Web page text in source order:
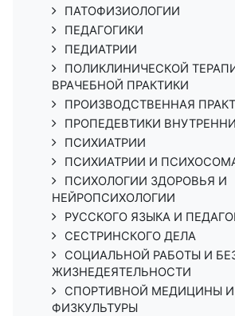
ПАТОФИЗИОЛОГИИ
ПЕДАГОГИКИ
ПЕДИАТРИИ
ПОЛИКЛИНИЧЕСКОЙ
ВРАЧЕБНОЙ ПРАКТИКИ
ПРОИЗВОДСТВЕННАЯ
ПРОПЕДЕВТИКИ
ПСИХИАТРИИ
ПСИХИАТРИИ И
ПСИХОЛОГИИ ЗДОРОВЬЯ И
НЕЙРОПСИХОЛОГИИ
РУССКОГО ЯЗЫКА И
СЕСТРИНСКОГО ДЕЛА
СОЦИАЛЬНОЙ РАБОТЫ И
ЖИЗНЕДЕЯТЕЛЬНОСТИ
СПОРТИВНОЙ МЕДИЦИНЫ И
ФИЗКУЛЬТУРЫ